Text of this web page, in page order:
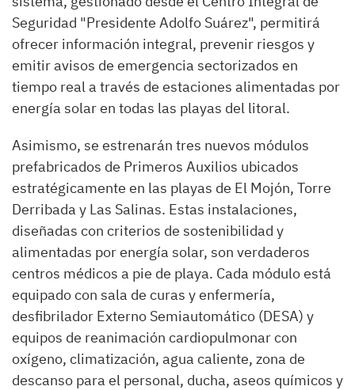
Seguridad "Presidente Adolfo Suárez", permitirá
ofrecer información integral, prevenir riesgos y
emitir avisos de emergencia sectorizados en
tiempo real a través de estaciones alimentadas por
energía solar en todas las playas del litoral.
Asimismo, se estrenarán tres nuevos módulos
prefabricados de Primeros Auxilios ubicados
estratégicamente en las playas de El Mojón, Torre
Derribada y Las Salinas. Estas instalaciones,
diseñadas con criterios de sostenibilidad y
alimentadas por energía solar, son verdaderos
centros médicos a pie de playa. Cada módulo está
equipado con sala de curas y enfermería,
desfibrilador Externo Semiautomático (DESA) y
equipos de reanimación cardiopulmonar con
oxígeno, climatización, agua caliente, zona de
descanso para el personal, ducha, aseos químicos y